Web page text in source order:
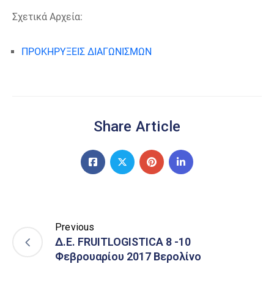
Σχετικά Αρχεία:
ΠΡΟΚΗΡΥΞΕΙΣ ΔΙΑΓΩΝΙΣΜΩΝ
Share Article
Previous
Δ.Ε. FRUITLOGISTICA 8 -10
Φεβρουαρίου 2017 Βερολίνο